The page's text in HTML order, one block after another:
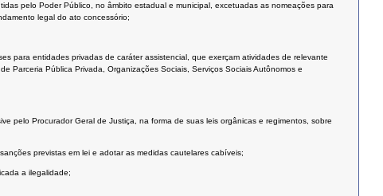
pelo Poder Público, no âmbito estadual e municipal, excetuadas as nomeações para
legal do ato concessório;
para entidades privadas de caráter assistencial, que exerçam atividades de relevante
Parceria Pública Privada, Organizações Sociais, Serviços Sociais Autônomos e
pelo Procurador Geral de Justiça, na forma de suas leis orgânicas e regimentos, sobre
previstas em lei e adotar as medidas cautelares cabíveis;
a ilegalidade;